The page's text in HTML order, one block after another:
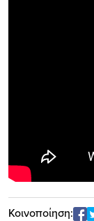
Κοινοποίηση: